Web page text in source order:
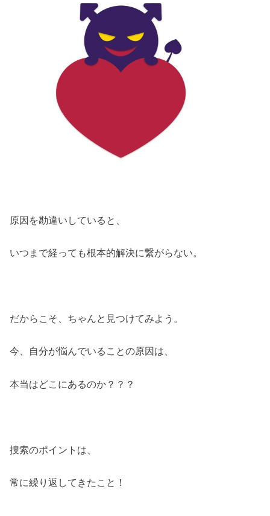
原因を勘違いしていると、
いつまで経っても根本的解決に繋がらない。
だからこそ、ちゃんと見つけてみよう。
今、自分が悩んでいることの原因は、
本当はどこにあるのか？？？
捜索のポイントは、
常に繰り返してきたこと！